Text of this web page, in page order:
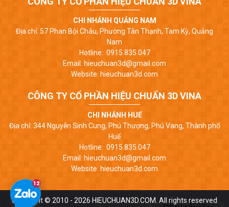
CHI NHÁNH QUẢNG NAM
Địa chỉ: 57 Phan Bội Châu, Phường Tân Thạnh, Tam Kỳ, Quảng
Nam
Hotline: 0915.835.047
Email: hieuchuan3d@gmail.com
Website: hieuchuan3d.com
CÔNG TY CỔ PHẦN HIỆU CHUẨN 3D VINA
CHI NHÁNH HUẾ
Địa chỉ: 344 Nguyễn Sinh Cung, Phú Thượng, Phú Vang, Thành phố
Huế
Hotline: 0915.835.047
Email: hieuchuan3d@gmail.com
Website: hieuchuan3d.com
Copyright © 2010 - 2026 HIEUCHUAN3D.COM. All rights reserved